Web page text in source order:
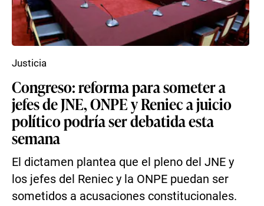
Congreso: reforma para someter a
jefes de JNE, ONPE y Reniec a juicio
político podría ser debatida esta
semana
El dictamen plantea que el pleno del JNE y
los jefes del Reniec y la ONPE puedan ser
sometidos a acusaciones constitucionales.
Justicia